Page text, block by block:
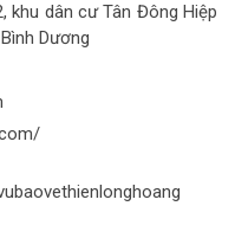
khu dân cư Tân Đông Hiệp
Dương